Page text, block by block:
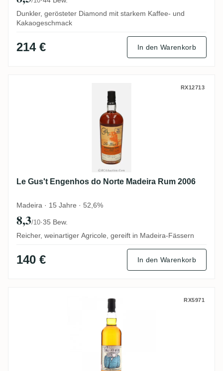
Dunkler, gerösteter Diamond mit starkem Kaffee- und
Kakaogeschmack
214 € In den Warenkorb
Le Gus't Engenhos do Norte Madeira
RX12713
Le Gus't Engenhos do Norte Madeira Rum 2006
Madeira · 15 Jahre · 52,6%
8,3/10·35 Bew.
Reicher, weinartiger Agricole, gereift in Madeira-Fässern
140 € In den Warenkorb
Single Cask Nation T.D.L Angostura 2003
RX5971